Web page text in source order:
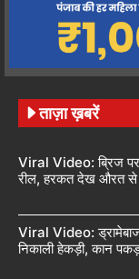
ताज़ा ख़बरें
Viral Video: ब्रिज पर
रील, हरकत देख औरत से
Viral Video:
निकाली हेकड़ी, कान